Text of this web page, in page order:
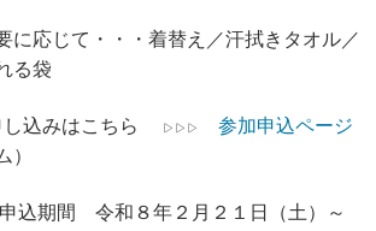
て・・・着替え／汗拭きタオル／
る袋
込みはこちら ▷▷▷
参加申込ページ
）
間 令和８年２月２１日（土）～